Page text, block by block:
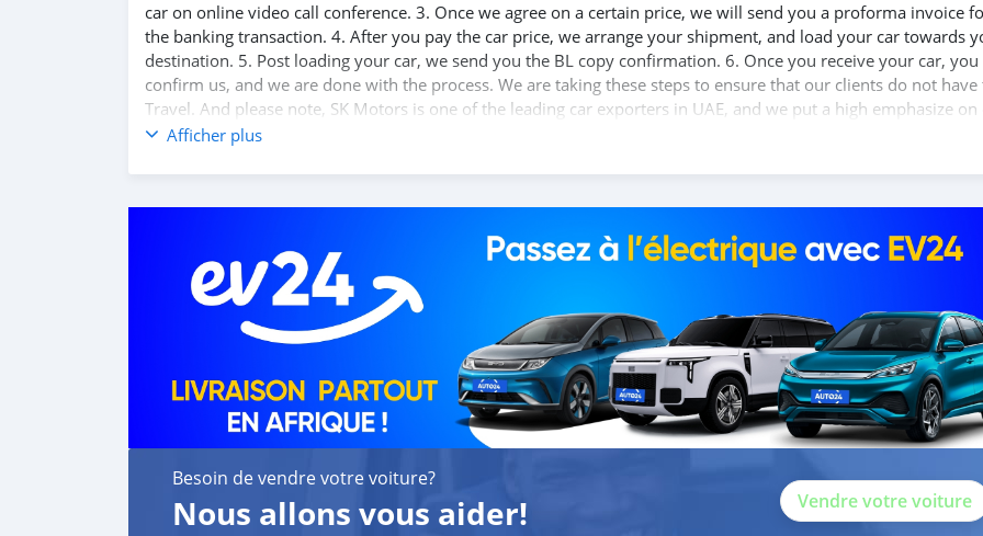
car on online video call conference. 3. Once we agree on a certain price, we will send you a proforma invoice
the banking transaction. 4. After you pay the car price, we arrange your shipment, and load your car towards
destination. 5. Post loading your car, we send you the BL copy confirmation. 6. Once you receive your car, you
confirm us, and we are done with the process. We are taking these steps to ensure that our clients do not have
Travel. And please note, SK Motors is one of the leading car exporters in UAE, and we put a high emphasize
customer satisfaction. We are always here, to help you, and guide you towards the
Afficher plus
Besoin de vendre votre voiture?
Nous allons vous aider! Vendre votre voiture